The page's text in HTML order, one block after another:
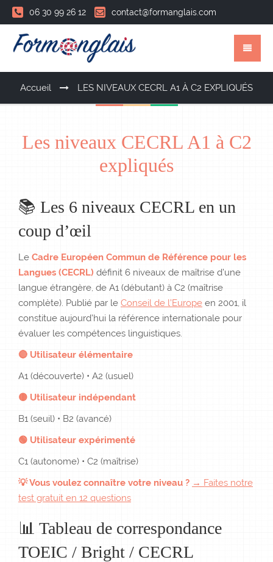
06 30 99 26 12 contact@formanglais.com
Accueil LES NIVEAUX CECRL A1 À C2 EXPLIQUÉS
Les niveaux CECRL A1 à C2
expliqués
📚 Les 6 niveaux CECRL en un
coup d’œil
Le Cadre Européen Commun de Référence pour les
Langues (CECRL) définit 6 niveaux de maîtrise d’une
langue étrangère, de A1 (débutant) à C2 (maîtrise
complète). Publié par le Conseil de l’Europe en 2001, il
constitue aujourd’hui la référence internationale pour
évaluer les compétences linguistiques.
🔴 Utilisateur élémentaire
A1 (découverte) • A2 (usuel)
🟡 Utilisateur indépendant
B1 (seuil) • B2 (avancé)
🟢 Utilisateur expérimenté
C1 (autonome) • C2 (maîtrise)
💡 Vous voulez connaître votre niveau ? → Faites notre
test gratuit en 12 questions
📊 Tableau de correspondance
TOEIC / Bright / CECRL